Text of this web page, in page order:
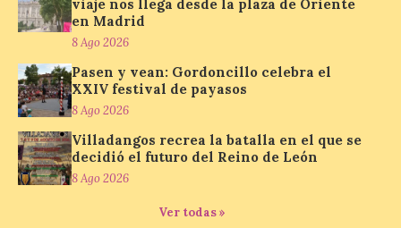
Los minerales y sus usos
más comunes centran la
nueva exposición del
Museo de la Siderurgia y
la Minería de Sabero
8 Ago 2026
inaugurará el sábado día 8
viaje nos llega desde la plaza de Oriente
en Madrid
8 Ago 2026
Pasen y vean: Gordoncillo celebra el
XXIV festival de payasos
8 Ago 2026
Villadangos recrea la batalla en el que se
decidió el futuro del Reino de León
8 Ago 2026
Ver todas »